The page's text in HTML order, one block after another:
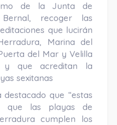
de la Junta de
recoger las
que lucirán
Marina del
del Mar y Velilla
y que acreditan la
sexitanas
que “estas
que las playas de
cumplen los